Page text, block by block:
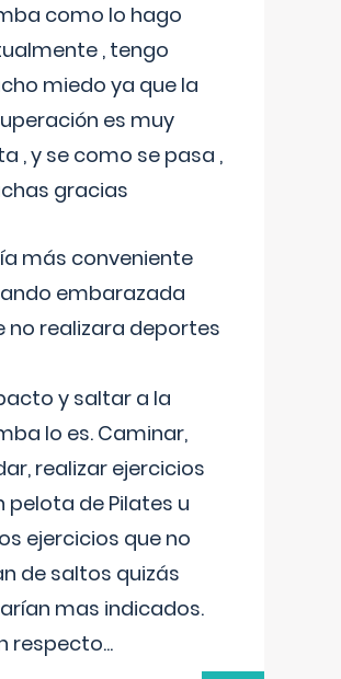
como lo hago
, tengo
miedo ya que la
es muy
, y se como se pasa ,
gracias
más conveniente
embarazada
no realizara deportes
y saltar a la
lo es. Caminar,
realizar ejercicios
pelota de Pilates u
ejercicios que no
de saltos quizás
mas indicados.
respecto...